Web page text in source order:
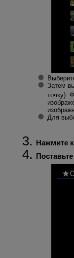
Затем
точку).
Для
Нажмите